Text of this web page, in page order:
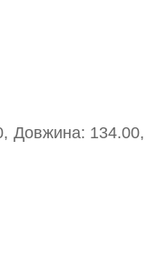
Довжина: 134.00,